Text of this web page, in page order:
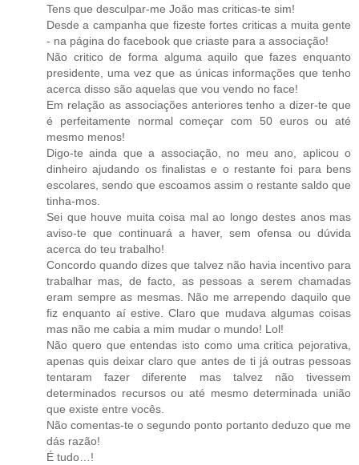
Tens que desculpar-me João mas criticas-te sim!
Desde a campanha que fizeste fortes criticas a muita gente
- na página do facebook que criaste para a associação!
Não critico de forma alguma aquilo que fazes enquanto
presidente, uma vez que as únicas informações que tenho
acerca disso são aquelas que vou vendo no face!
Em relação as associações anteriores tenho a dizer-te que
é perfeitamente normal começar com 50 euros ou até
mesmo menos!
Digo-te ainda que a associação, no meu ano, aplicou o
dinheiro ajudando os finalistas e o restante foi para bens
escolares, sendo que escoamos assim o restante saldo que
tinha-mos.
Sei que houve muita coisa mal ao longo destes anos mas
aviso-te que continuará a haver, sem ofensa ou dúvida
acerca do teu trabalho!
Concordo quando dizes que talvez não havia incentivo para
trabalhar mas, de facto, as pessoas a serem chamadas
eram sempre as mesmas. Não me arrependo daquilo que
fiz enquanto aí estive. Claro que mudava algumas coisas
mas não me cabia a mim mudar o mundo! Lol!
Não quero que entendas isto como uma critica pejorativa,
apenas quis deixar claro que antes de ti já outras pessoas
tentaram fazer diferente mas talvez não tivessem
determinados recursos ou até mesmo determinada união
que existe entre vocês.
Não comentas-te o segundo ponto portanto deduzo que me
dás razão!
É tudo…!